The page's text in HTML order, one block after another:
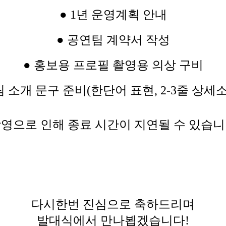
● 1년 운영계획 안내
● 공연팀 계약서 작성
● 홍보용 프로필 촬영용 의상 구비
소개 문구 준비(한단어 표현, 2-3줄 상세
으로 인해 종료 시간이 지연될 수 있습
다시한번 진심으로 축하드리며
발대식에서 만나뵙겠습니다!